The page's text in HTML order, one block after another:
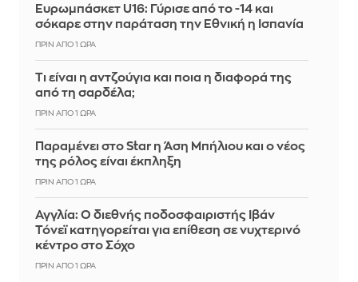
Ευρωμπάσκετ U16: Γύρισε από το -14 και
σόκαρε στην παράταση την Εθνική η Ισπανία
ΠΡΙΝ ΑΠΌ 1 ΏΡΑ
Τι είναι η αντζούγια και ποια η διαφορά της
από τη σαρδέλα;
ΠΡΙΝ ΑΠΌ 1 ΏΡΑ
Παραμένει στο Star η Άση Μπήλιου και ο νέος
της ρόλος είναι έκπληξη
ΠΡΙΝ ΑΠΌ 1 ΏΡΑ
Αγγλία: Ο διεθνής ποδοσφαιριστής Ιβάν
Τόνεϊ κατηγορείται για επίθεση σε νυχτερινό
κέντρο στο Σόχο
ΠΡΙΝ ΑΠΌ 1 ΏΡΑ